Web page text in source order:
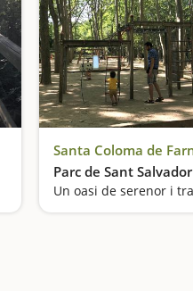
Santa Coloma de
Parc de Sant Salvador